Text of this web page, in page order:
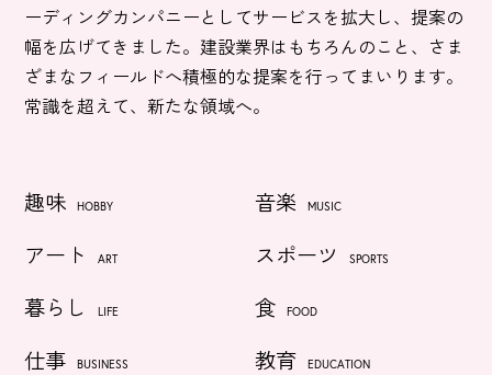
ーディングカンパニーとしてサービスを拡大し、提案の
幅を広げてきました。建設業界はもちろんのこと、さま
ざまなフィールドへ積極的な提案を行ってまいります。
常識を超えて、新たな領域へ。
趣味 HOBBY 音楽 MUSIC
アート ART スポーツ SPORTS
暮らし LIFE 食 FOOD
仕事 BUSINESS 教育 EDUCATION